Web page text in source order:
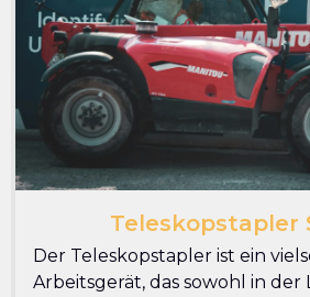
Teleskopstapler
Der Teleskopstapler ist ein
Arbeitsgerät, das sowohl in der